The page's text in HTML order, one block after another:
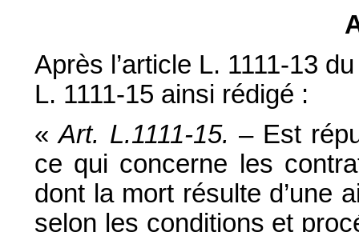
Après l’article L. 1111-13
L. 1111-15 ainsi rédigé :
«Art. L.1111-15. – Est
ce qui concerne les
dont la mort résulte d’une
selon les conditions et